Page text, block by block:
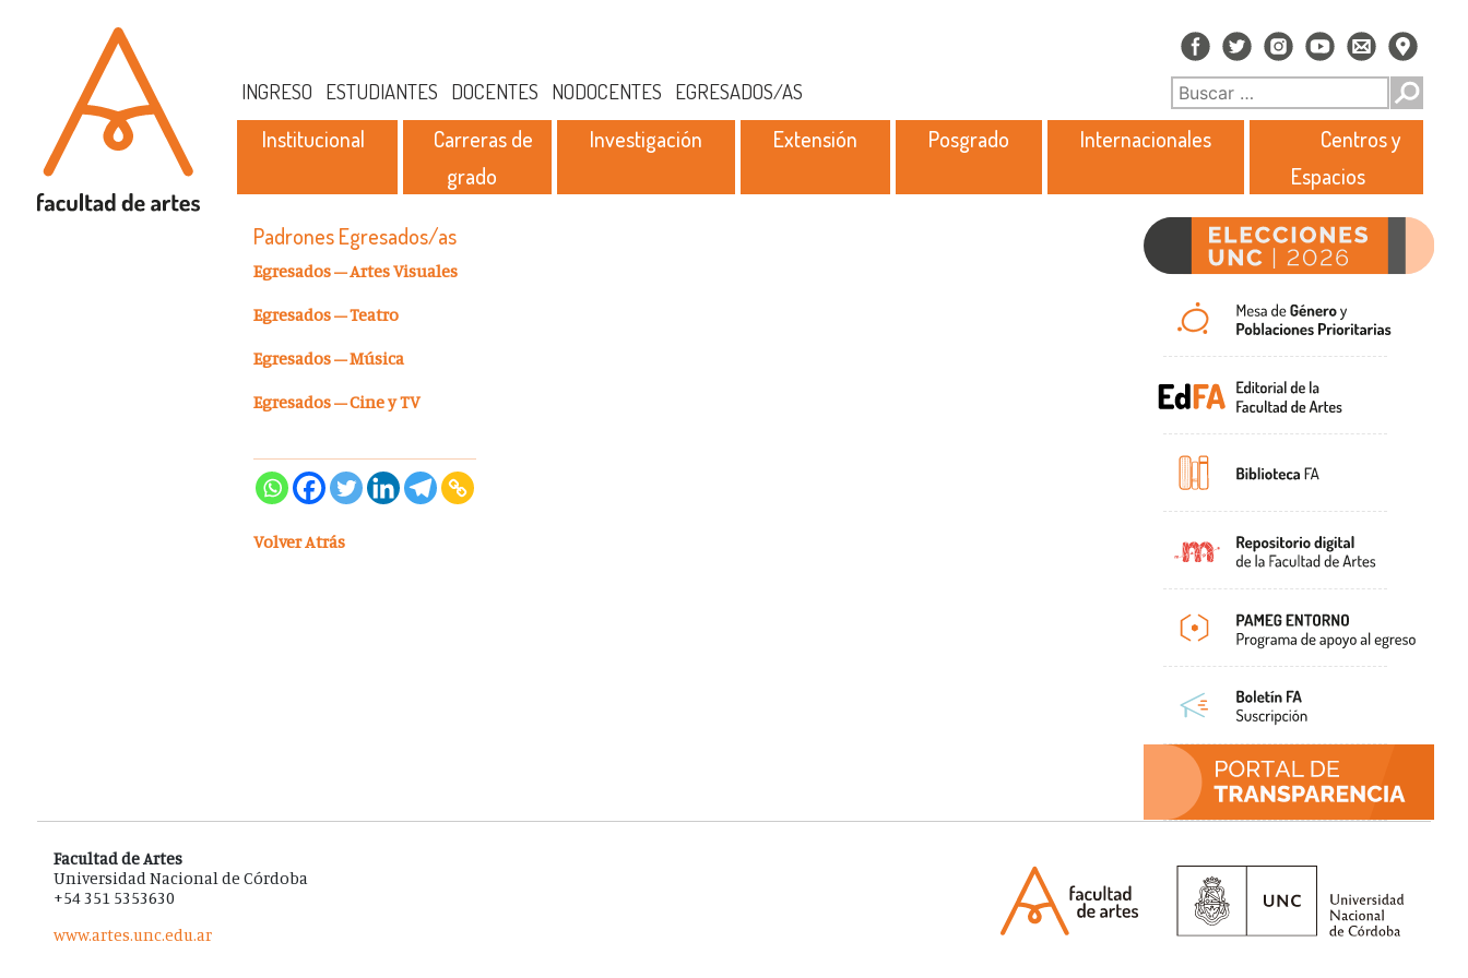
INGRESO ESTUDIANTES DOCENTES NODOCENTES EGRESADOS/AS
Institucional
Carreras de
grado
Investigación Extensión Posgrado Internacionales
Centros y
Espacios
Padrones Egresados/as
Egresados – Artes Visuales
Egresados – Teatro
Egresados – Música
Egresados – Cine y TV
Volver Atrás
Facultad de Artes
Universidad Nacional de Córdoba
+54 351 5353630
www.artes.unc.edu.ar